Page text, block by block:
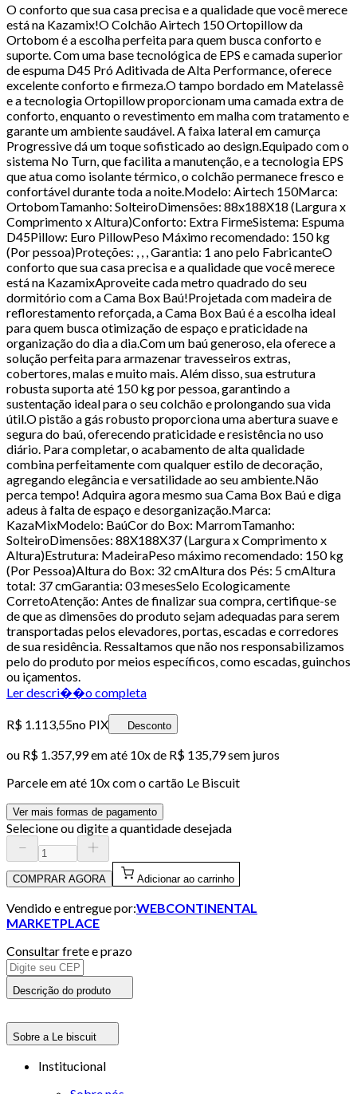
O conforto que sua casa precisa e a qualidade que você merece
está na Kazamix!O Colchão Airtech 150 Ortopillow da
Ortobom é a escolha perfeita para quem busca conforto e
suporte. Com uma base tecnológica de EPS e camada superior
de espuma D45 Pró Aditivada de Alta Performance, oferece
excelente conforto e firmeza.O tampo bordado em Matelassê
e a tecnologia Ortopillow proporcionam uma camada extra de
conforto, enquanto o revestimento em malha com tratamento e
garante um ambiente saudável. A faixa lateral em camurça
Progressive dá um toque sofisticado ao design.Equipado com o
sistema No Turn, que facilita a manutenção, e a tecnologia EPS
que atua como isolante térmico, o colchão permanece fresco e
confortável durante toda a noite.Modelo: Airtech 150Marca:
OrtobomTamanho: SolteiroDimensões: 88x188X18 (Largura x
Comprimento x Altura)Conforto: Extra FirmeSistema: Espuma
D45Pillow: Euro PillowPeso Máximo recomendado: 150 kg
(Por pessoa)Proteções: , , , Garantia: 1 ano pelo FabricanteO
conforto que sua casa precisa e a qualidade que você merece
está na KazamixAproveite cada metro quadrado do seu
dormitório com a Cama Box Baú!Projetada com madeira de
reflorestamento reforçada, a Cama Box Baú é a escolha ideal
para quem busca otimização de espaço e praticidade na
organização do dia a dia.Com um baú generoso, ela oferece a
solução perfeita para armazenar travesseiros extras,
cobertores, malas e muito mais. Além disso, sua estrutura
robusta suporta até 150 kg por pessoa, garantindo a
sustentação ideal para o seu colchão e prolongando sua vida
útil.O pistão a gás robusto proporciona uma abertura suave e
segura do baú, oferecendo praticidade e resistência no uso
diário. Para completar, o acabamento de alta qualidade
combina perfeitamente com qualquer estilo de decoração,
agregando elegância e versatilidade ao seu ambiente.Não
perca tempo! Adquira agora mesmo sua Cama Box Baú e diga
adeus à falta de espaço e desorganização.Marca:
KazaMixModelo: BaúCor do Box: MarromTamanho:
SolteiroDimensões: 88X188X37 (Largura x Comprimento x
Altura)Estrutura: MadeiraPeso máximo recomendado: 150 kg
(Por Pessoa)Altura do Box: 32 cmAltura dos Pés: 5 cmAltura
total: 37 cmGarantia: 03 mesesSelo Ecologicamente
CorretoAtenção: Antes de finalizar sua compra, certifique-se
de que as dimensões do produto sejam adequadas para serem
transportadas pelos elevadores, portas, escadas e corredores
de sua residência. Ressaltamos que não nos responsabilizamos
pelo do produto por meios específicos, como escadas, guinchos
ou içamentos.
Ler descri��o completa
R$ 1.113,55no PIX Desconto
ou R$ 1.357,99em até 10x de R$ 135,79 sem juros
Parcele em até 10x com o cartão Le Biscuit
Ver mais formas de pagamento
Selecione ou digite a quantidade desejada
COMPRAR AGORA Adicionar ao carrinho
Vendido e entregue por:WEBCONTINENTAL
MARKETPLACE
Consultar frete e prazo
Descrição do produto
Sobre a Le biscuit
Institucional